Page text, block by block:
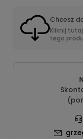
Chcesz
Kliknij
tego